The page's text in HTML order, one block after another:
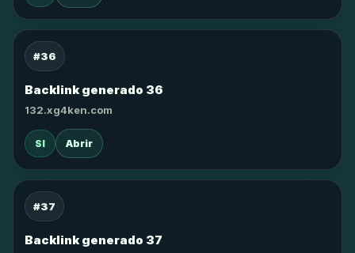
#36
Backlink generado 36
132.xg4ken.com
SI Abrir
#37
Backlink generado 37